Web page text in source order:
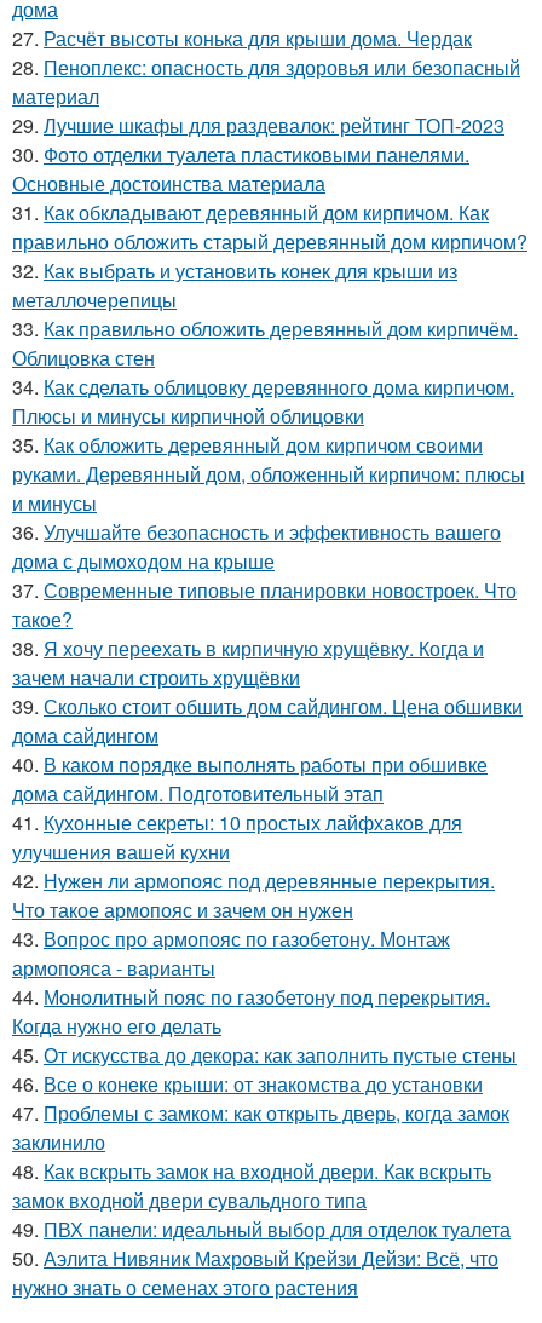
дома
27. Расчёт высоты конька для крыши дома. Чердак
28. Пеноплекс: опасность для здоровья или безопасный
материал
29. Лучшие шкафы для раздевалок: рейтинг ТОП-2023
30. Фото отделки туалета пластиковыми панелями.
Основные достоинства материала
31. Как обкладывают деревянный дом кирпичом. Как
правильно обложить старый деревянный дом кирпичом?
32. Как выбрать и установить конек для крыши из
металлочерепицы
33. Как правильно обложить деревянный дом кирпичём.
Облицовка стен
34. Как сделать облицовку деревянного дома кирпичом.
Плюсы и минусы кирпичной облицовки
35. Как обложить деревянный дом кирпичом своими
руками. Деревянный дом, обложенный кирпичом: плюсы
и минусы
36. Улучшайте безопасность и эффективность вашего
дома с дымоходом на крыше
37. Современные типовые планировки новостроек. Что
такое?
38. Я хочу переехать в кирпичную хрущёвку. Когда и
зачем начали строить хрущёвки
39. Сколько стоит обшить дом сайдингом. Цена обшивки
дома сайдингом
40. В каком порядке выполнять работы при обшивке
дома сайдингом. Подготовительный этап
41. Кухонные секреты: 10 простых лайфхаков для
улучшения вашей кухни
42. Нужен ли армопояс под деревянные перекрытия.
Что такое армопояс и зачем он нужен
43. Вопрос про армопояс по газобетону. Монтаж
армопояса - варианты
44. Монолитный пояс по газобетону под перекрытия.
Когда нужно его делать
45. От искусства до декора: как заполнить пустые стены
46. Все о конеке крыши: от знакомства до установки
47. Проблемы с замком: как открыть дверь, когда замок
заклинило
48. Как вскрыть замок на входной двери. Как вскрыть
замок входной двери сувальдного типа
49. ПВХ панели: идеальный выбор для отделок туалета
50. Аэлита Нивяник Махровый Крейзи Дейзи: Всё, что
нужно знать о семенах этого растения